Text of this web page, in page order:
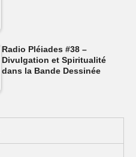
Radio Pléiades #38 –
Divulgation et Spiritualité
dans la Bande Dessinée